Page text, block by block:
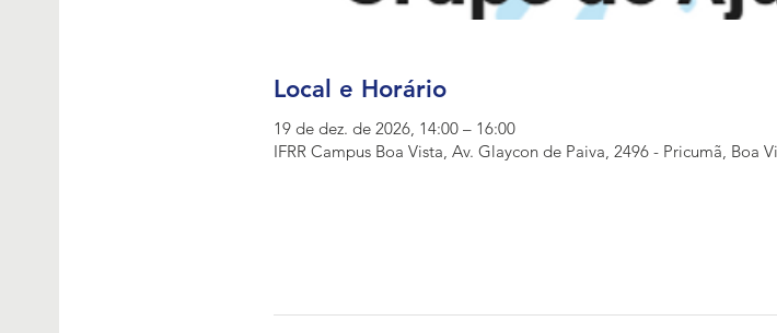
Local e Horário
19 de dez. de 2026, 14:00 – 16:00
IFRR Campus Boa Vista, Av. Glaycon de Paiva, 2496 - Pricumã, Boa